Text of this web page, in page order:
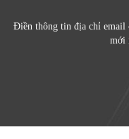
Điền thông tin địa chỉ email
mới